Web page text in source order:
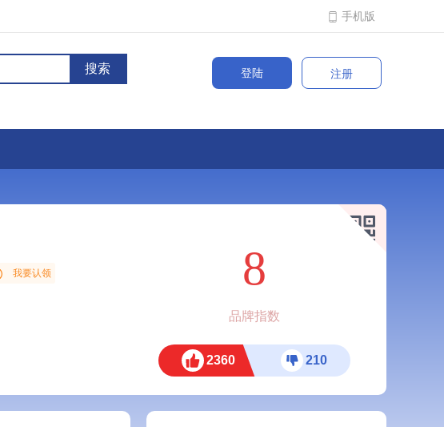
手机版
登陆
注册
我要认领 8
品牌指数
2360 210